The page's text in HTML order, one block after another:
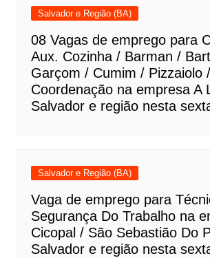
Salvador e Região (BA)
08 Vagas de emprego para
Aux. Cozinha / Barman /
Garçom / Cumim / Pizzaiolo /
Coordenação na empresa A
Salvador e região nesta
Salvador e Região (BA)
Vaga de emprego para
Segurança Do Trabalho na
Cicopal / São Sebastião Do
Salvador e região nesta